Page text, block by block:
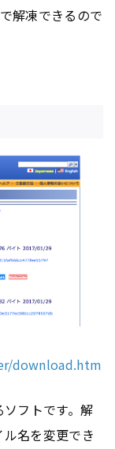
解凍できるので
download.htm
フトです。解
名を変更でき